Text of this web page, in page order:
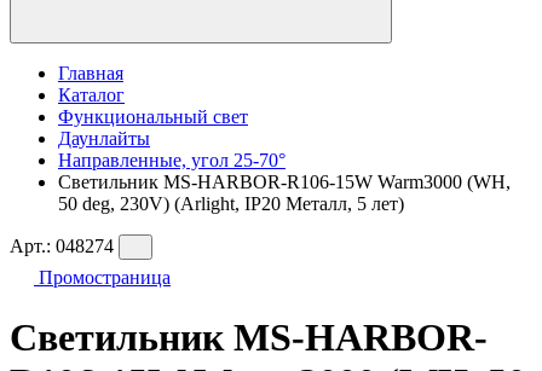
Главная
Каталог
Функциональный свет
Даунлайты
Направленные, угол 25-70°
Светильник MS-HARBOR-R106-15W Warm3000 (WH,
50 deg, 230V) (Arlight, IP20 Металл, 5 лет)
Арт.: 048274
Промостраница
Светильник MS-HARBOR-